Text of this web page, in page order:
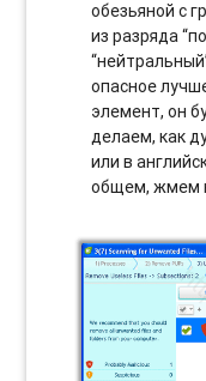
обезьяной с
из разряда
опасное
элемент, он
делаем, как
или в
общем, жмем